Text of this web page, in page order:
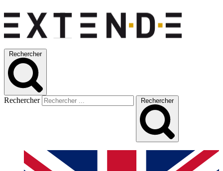
Rechercher
Rechercher Rechercher